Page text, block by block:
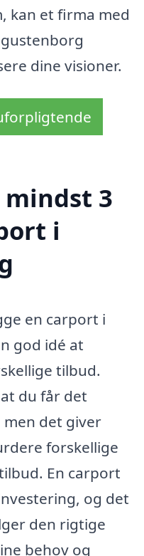
kan et firma med
dine visioner.
3
i
en carport i
god idé at
tilbud.
du får det
men det giver
forskellige
En carport
og det
den rigtige
behov og